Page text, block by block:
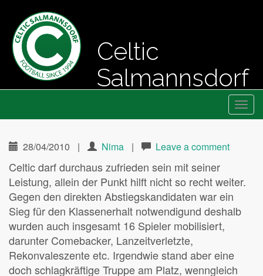
Celtic
Salmannsdorf
Menu
28/04/2010 | Nima | Leave a comment
Celtic darf durchaus zufrieden sein mit seiner
Leistung, allein der Punkt hilft nicht so recht weiter.
Gegen den direkten Abstiegskandidaten war ein
Sieg für den Klassenerhalt notwendigund deshalb
wurden auch insgesamt 16 Spieler mobilisiert,
darunter Comebacker, Lanzeitverletzte,
Rekonvaleszente etc. Irgendwie stand aber eine
doch schlagkräftige Truppe am Platz, wenngleich